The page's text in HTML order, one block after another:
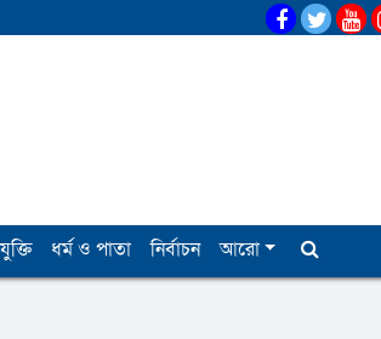
ধর্ম ও পাতা নির্বাচন আরো